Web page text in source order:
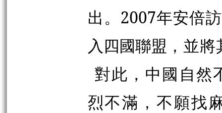
出。2007年安倍
入四國聯盟 ，並
對此，中國自然
烈不滿，不願找